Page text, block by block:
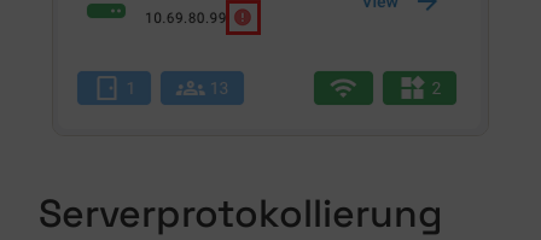
Serverprotokollierung